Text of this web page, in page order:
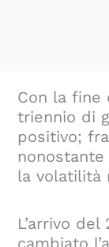
Con la fine
triennio di
positivo;
la volatilità
L’arrivo
cambiato